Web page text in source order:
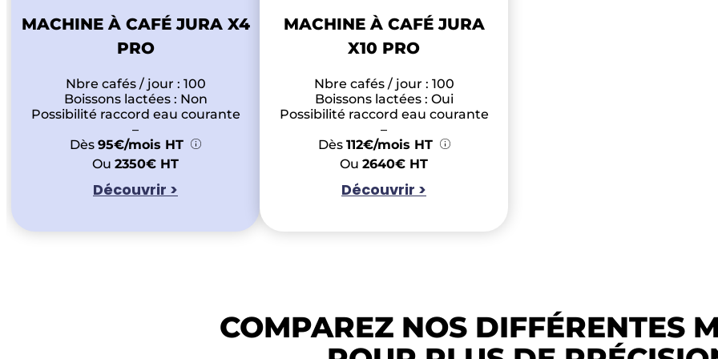
MACHINE À CAFÉ JURA X4
PRO
Nbre cafés / jour : 100
Boissons lactées : Non
Possibilité raccord eau courante
–
Dès 95€/mois HT
Ou 2350€ HT
Découvrir >
MACHINE À CAFÉ JURA
X10 PRO
Nbre cafés / jour : 100
Boissons lactées : Oui
Possibilité raccord eau courante
–
Dès 112€/mois HT
Ou 2640€ HT
Découvrir >
COMPAREZ NOS DIFFÉRENTES